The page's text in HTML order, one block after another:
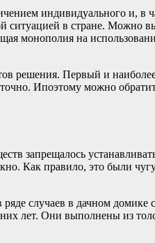
индивидуального и, в
ситуацией в стране. Можно
монополия на
решения. Первый и
Ипоэтому можно
запрещалось
Как правило, это были
случаев в дачном
лет. Они выполнены из